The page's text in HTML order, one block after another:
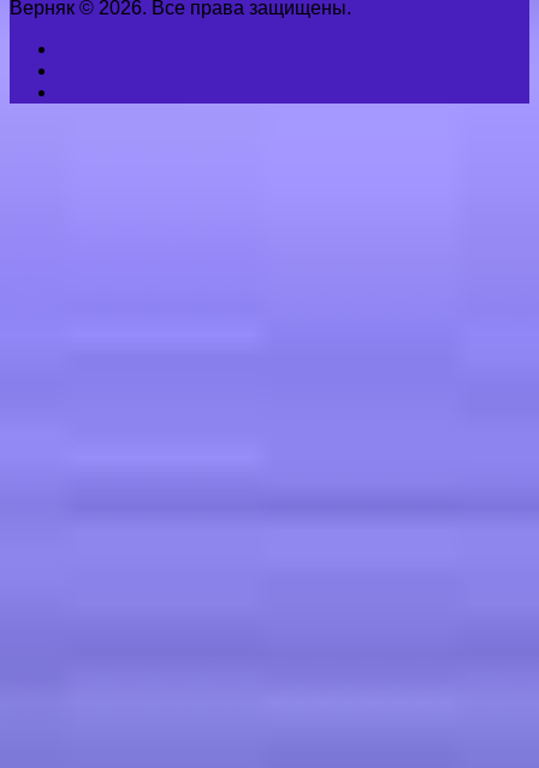
Верняк © 2026. Все права защищены.